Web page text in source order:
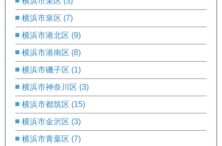
横浜市泉区 (7)
横浜市港北区 (9)
横浜市港南区 (8)
横浜市磯子区 (1)
横浜市神奈川区 (3)
横浜市都筑区 (15)
横浜市金沢区 (3)
横浜市青葉区 (7)